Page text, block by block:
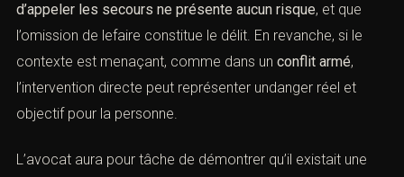
d’appeler les secours ne présente aucun risque, et que
l’omission de lefaire constitue le délit. En revanche, si le
contexte est menaçant, comme dans un conflit armé,
l’intervention directe peut représenter undanger réel et
objectif pour la personne.
L’avocat aura pour tâche de démontrer qu’il existait une